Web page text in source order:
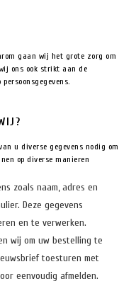
gaan wij het grote zorg om
ons ook strikt aan de
u diverse gegevens nodig om
op diverse manieren
zoals naam, adres en
Deze gegevens
en te verwerken.
wij om uw bestelling te
toesturen met
eenvoudig afmelden.